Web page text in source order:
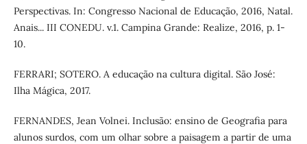
Perspectivas. In: Congresso Nacional de Educação, 2016, Natal.
Anais... III CONEDU. v.1. Campina Grande: Realize, 2016, p. 1-
10.
FERRARI; SOTERO. A educação na cultura digital. São José:
Ilha Mágica, 2017.
FERNANDES, Jean Volnei. Inclusão: ensino de Geografia para
alunos surdos, com um olhar sobre a paisagem a partir de uma